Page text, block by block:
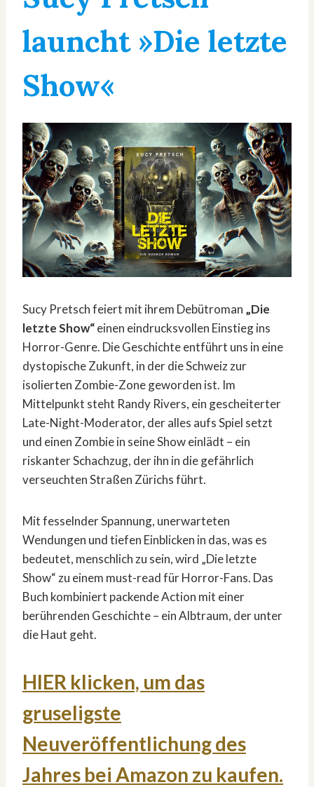
launcht »Die letzte
Show«
Sucy Pretsch feiert mit ihrem Debütroman „Die
letzte Show“einen eindrucksvollen Einstieg ins
Horror-Genre. Die Geschichte entführt uns in eine
dystopische Zukunft, in der die Schweiz zur
isolierten Zombie-Zone geworden ist. Im
Mittelpunkt steht Randy Rivers, ein gescheiterter
Late-Night-Moderator, der alles aufs Spiel setzt
und einen Zombie in seine Show einlädt – ein
riskanter Schachzug, der ihn in die gefährlich
verseuchten Straßen Zürichs führt.
Mit fesselnder Spannung, unerwarteten
Wendungen und tiefen Einblicken in das, was es
bedeutet, menschlich zu sein, wird „Die letzte
Show“ zu einem must-read für Horror-Fans. Das
Buch kombiniert packende Action mit einer
berührenden Geschichte – ein Albtraum, der unter
die Haut geht.
HIER klicken, um das
gruseligste
Neuveröffentlichung des
Jahres bei Amazon zu kaufen.